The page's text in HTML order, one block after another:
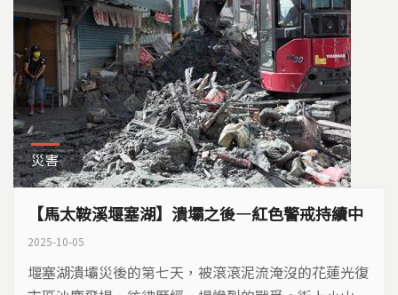
災害
【馬太鞍溪堰塞湖】潰壩之後—紅色警戒持續中
2025-10-05
堰塞湖潰壩災後的第七天，被滾滾泥流淹沒的花蓮光復